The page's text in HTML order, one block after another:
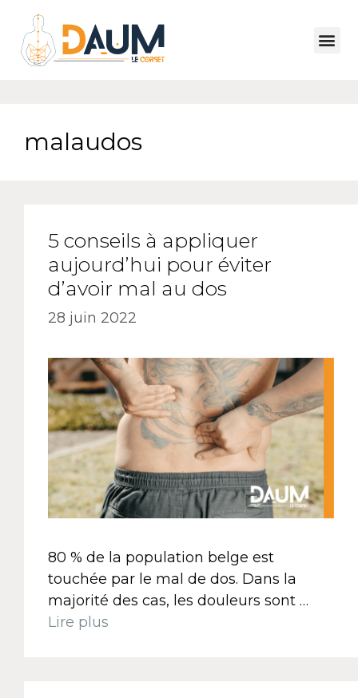
malaudos
5 conseils à appliquer
aujourd’hui pour éviter
d’avoir mal au dos
28 juin 2022
80 % de la population belge est
touchée par le mal de dos. Dans la
majorité des cas, les douleurs sont …
Lire plus